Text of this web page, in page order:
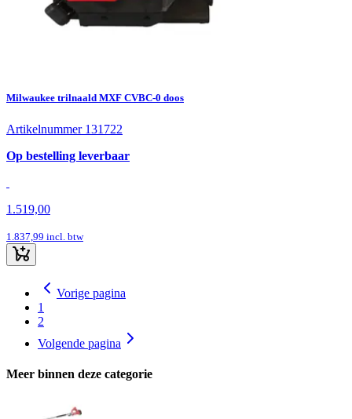
Milwaukee trilnaald MXF CVBC-0 doos
Artikelnummer 131722
Op bestelling leverbaar
1.519,00
1.837,99 incl. btw
Vorige pagina
1
2
Volgende pagina
Meer binnen deze categorie